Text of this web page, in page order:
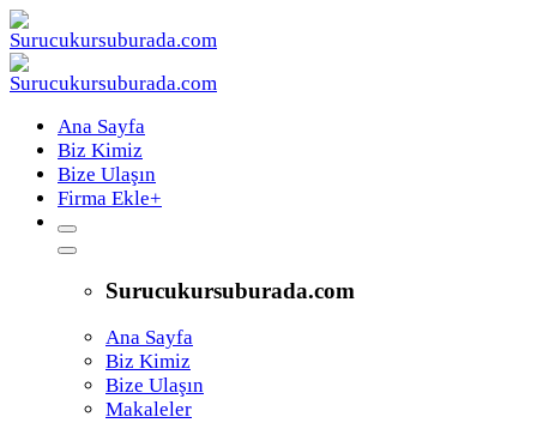
Ana Sayfa
Biz Kimiz
Bize Ulaşın
Firma Ekle+
Surucukursuburada.com
Ana Sayfa
Biz Kimiz
Bize Ulaşın
Makaleler